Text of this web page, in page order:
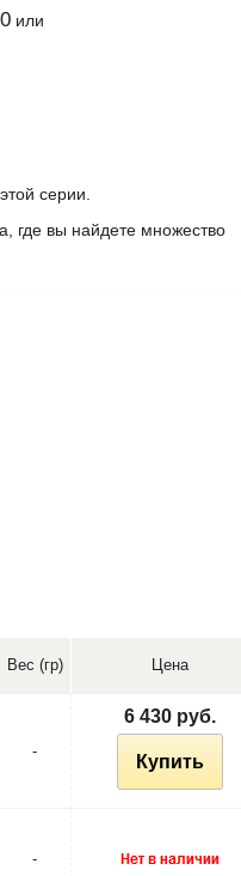
или
серии.
где вы найдете множество
Вес (гр) Цена
-
6 430 руб.
Купить
-